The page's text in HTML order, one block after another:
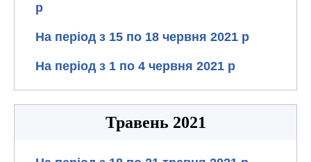
р
На період з 15 по 18 червня 2021 р
На період з 1 по 4 червня 2021 р
Травень 2021